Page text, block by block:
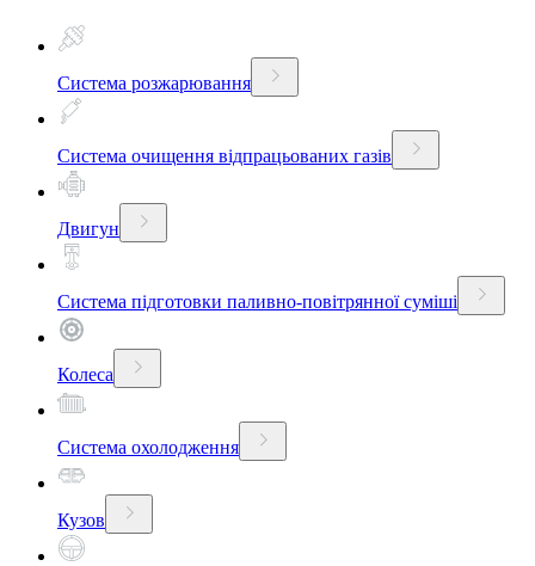
Система розжарювання
Система очищення відпрацьованих газів
Двигун
Система підготовки паливно-повітрянної суміші
Колеса
Система охолодження
Кузов